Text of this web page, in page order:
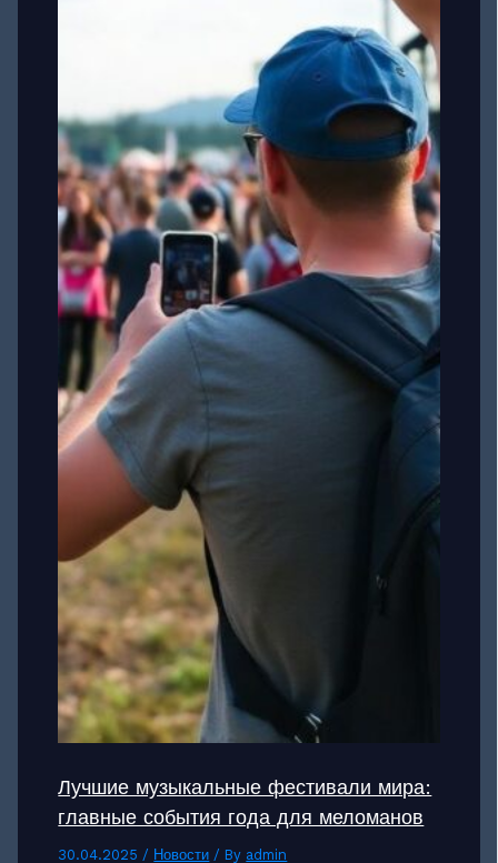
Лучшие музыкальные фестивали мира:
главные события года для меломанов
30.04.2025 / Новости / By admin